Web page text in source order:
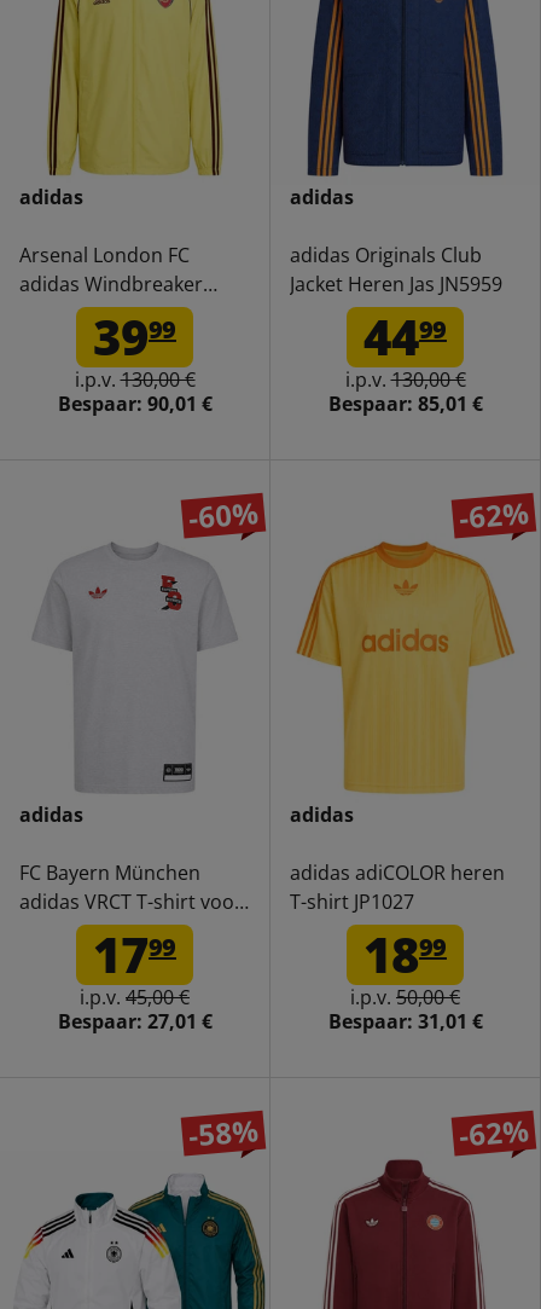
adidas
Arsenal London FC
adidas Windbreaker
Heren Jas JF0552
3999
i.p.v.130,00 €
Bespaar: 90,01 €
adidas
adidas Originals Club
Jacket Heren Jas JN5959
4499
i.p.v.130,00 €
Bespaar: 85,01 €
-60%
adidas
FC Bayern München
adidas VRCT T-shirt voor
heren JL6112
1799
i.p.v. 45,00 €
Bespaar: 27,01 €
-62%
adidas
adidas adiCOLOR heren
T-shirt JP1027
1899
i.p.v. 50,00 €
Bespaar: 31,01 €
-58% -62%